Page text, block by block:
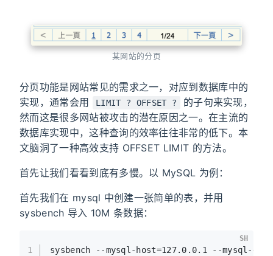
某网站的分页
分页功能是网站常见的需求之一，对应到数据库中的
实现，通常会用
LIMIT ? OFFSET ?
的子句来实现，
然而这是很多网站被攻击的潜在原因之一。在主流的
数据库实现中，这种查询的效率往往非常的低下。本
文脑洞了一种高效支持 OFFSET LIMIT 的方法。
首先让我们看看到底有多慢。以 MySQL 为例：
首先我们在 mysql 中创建一张简单的表，并用
sysbench 导入 10M 条数据：
1 sysbench --mysql-host=127.0.0.1 --mysql-db=
SH